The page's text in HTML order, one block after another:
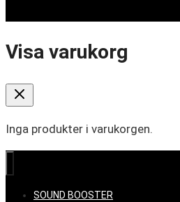
Visa varukorg
Inga produkter i varukorgen.
SOUND BOOSTER